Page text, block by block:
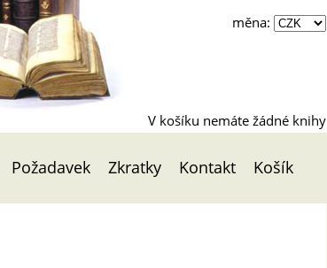
měna:
V košíku nemáte žádné knihy
Požadavek Zkratky Kontakt Košík